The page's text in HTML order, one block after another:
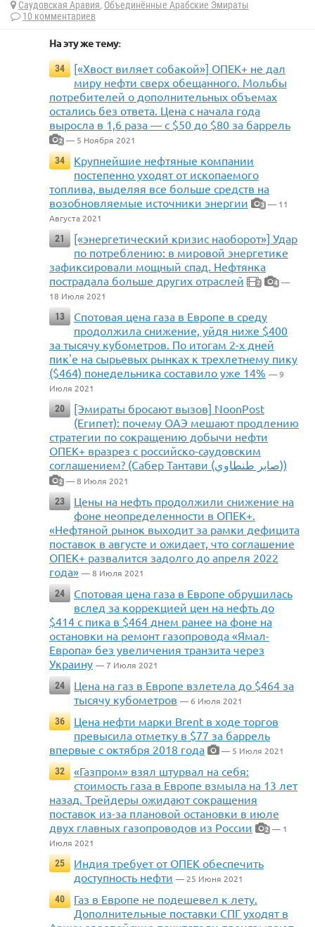
Саудовская Аравия, Объединённые Арабские Эмираты
10 комментариев
На эту же тему:
34
[«Хвост виляет собакой»] ОПЕК+ не дал
миру нефти сверх обещанного. Мольбы
потребителей о дополнительных объемах
остались без ответа. Цена с начала года
выросла в 1,6 раза — с $50 до $80 за баррель
2 — 5 Ноября 2021
34
Крупнейшие нефтяные компании
постепенно уходят от ископаемого
топлива, выделяя все больше средств на
возобновляемые источники энергии
3 — 11
Августа 2021
21
[«энергетический кризис наоборот»] Удар
по потреблению: в мировой энергетике
зафиксировали мощный спад. Нефтянка
пострадала больше других отраслей
2 4 —
18 Июля 2021
13
Спотовая цена газа в Европе в среду
продолжила снижение, уйдя ниже $400
за тысячу кубометров. По итогам 2-х дней
пик'е на сырьевых рынках к трехлетнему пику
($464) понедельника составило уже 14% — 9
Июля 2021
20
[Эмираты бросают вызов] NoonPost
(Египет): почему ОАЭ мешают продлению
стратегии по сокращению добычи нефти
ОПЕК+ вразрез с российско-саудовским
соглашением? (Сабер Тантави (صابر طنطاوي))
2
— 8 Июля 2021
23
Цены на нефть продолжили снижение на
фоне неопределенности в ОПЕК+.
«Нефтяной рынок выходит за рамки дефицита
поставок в августе и ожидает, что соглашение
ОПЕК+ развалится задолго до апреля 2022
года» — 8 Июля 2021
24
Спотовая цена газа в Европе обрушилась
вслед за коррекцией цен на нефть до
$414 с пика в $464 днем ранее на фоне на
остановки на ремонт газопровода «Ямал-
Европа» без увеличения транзита через
Украину — 7 Июля 2021
24
Цена на газ в Европе взлетела до $464 за
тысячу кубометров — 6 Июля 2021
36
Цена нефти марки Brent в ходе торгов
превысила отметку в $77 за баррель
впервые с октября 2018 года
— 5 Июля 2021
32
«Газпром» взял штурвал на себя:
стоимость газа в Европе взмыла на 13 лет
назад. Трейдеры ожидают сокращения
поставок из-за плановой остановки в июле
двух главных газопроводов из России
2 — 1
Июля 2021
25
Индия требует от ОПЕК обеспечить
доступность нефти — 25 Июня 2021
40
Газ в Европе не подешевел к лету.
Дополнительные поставки СПГ уходят в